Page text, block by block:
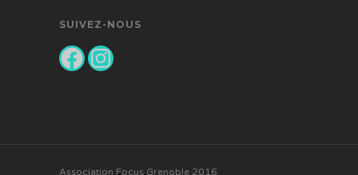
SUIVEZ-NOUS
FacebookInstagram
Association Focus Grenoble 2016